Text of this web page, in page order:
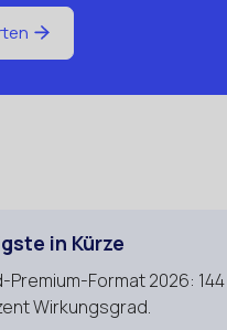
in Kürze
Premium-Format 2026:
Wirkungsgrad.